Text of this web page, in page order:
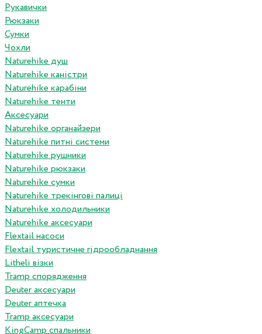
Рукавички
Рюкзаки
Сумки
Чохли
Naturehike душ
Naturehike каністри
Naturehike карабіни
Naturehike тенти
Аксесуари
Naturehike органайзери
Naturehike питні системи
Naturehike рушники
Naturehike рюкзаки
Naturehike сумки
Naturehike трекінгові палиці
Naturehike холодильники
Naturehike аксесуари
Flextail насоси
Flextail туристичне гідрообладнання
Litheli візки
Tramp спорядження
Deuter аксесуари
Deuter аптечка
Tramp аксесуари
KingCamp спальники